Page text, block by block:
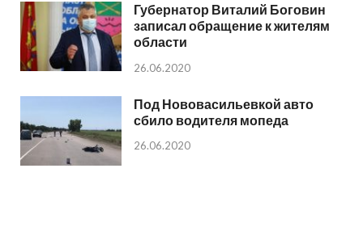
Губернатор Виталий Боговин
записал обращение к жителям
области
26.06.2020
Под Нововасильевкой авто
сбило водителя мопеда
26.06.2020